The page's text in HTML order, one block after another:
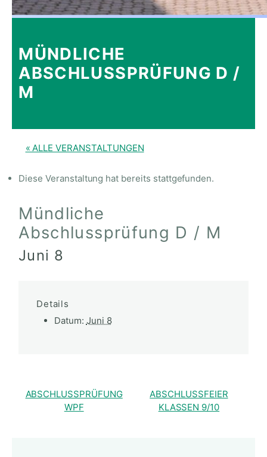
MÜNDLICHE
ABSCHLUSSPRÜFUNG D /
M
« ALLE VERANSTALTUNGEN
Diese Veranstaltung hat bereits stattgefunden.
Mündliche
Abschlussprüfung D / M
Juni 8
Details
Datum: Juni 8
ABSCHLUSSPRÜFUNG
WPF
ABSCHLUSSFEIER
KLASSEN 9/10